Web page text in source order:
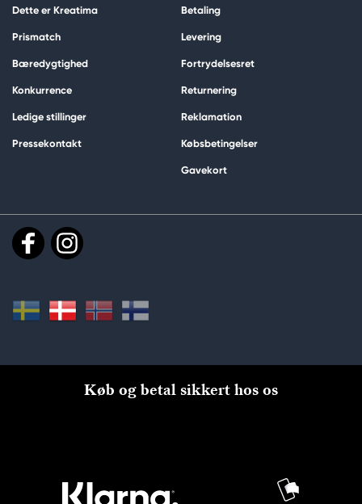
Dette er Kreatima
Prismatch
Bæredygtighed
Konkurrence
Ledige stillinger
Pressekontakt
Betaling
Levering
Fortrydelsesret
Returnering
Reklamation
Købsbetingelser
Gavekort
Køb og betal sikkert hos os